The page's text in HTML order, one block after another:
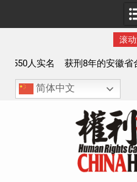
滚
获刑8年的安徽省合肥市法
案情及
简体中文